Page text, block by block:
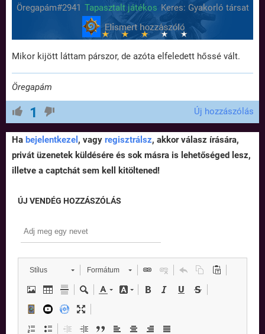
Öregapám#2941 Tapasztalt játékos Keres: Gyakorló társat
Mikor kijött láttam párszor, de azóta elfeledett hőssé vált.
Öregapám
1 Új hozzászólás
Ha bejelentkezel , vagy regisztrálsz, akkor válasz írására,
privát üzenetek küldésére és sok másra is lehetőséged lesz,
illetve a captchát sem kell kitöltened!
ÚJ VENDÉG HOZZÁSZÓLÁS
Stílus Formátum